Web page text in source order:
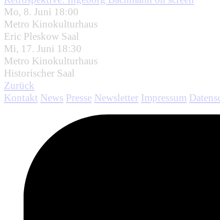
Mo, 8. Juni 18:00
Metro Kinokulturhaus
Eric Pleskow Saal
Mi, 17. Juni 18:30
Metro Kinokulturhaus
Historischer Saal
Zurück
Kontakt News Presse Newsletter Impressum